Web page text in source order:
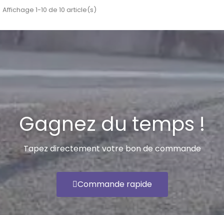
Affichage 1-10 de 10 article(s)
Gagnez du temps !
Tapez directement votre bon de commande
Commande rapide